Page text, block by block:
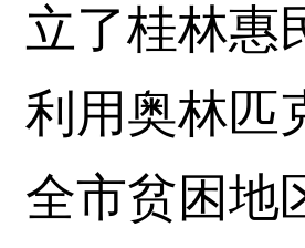
立了桂林惠
利用奥林匹
全市贫困地